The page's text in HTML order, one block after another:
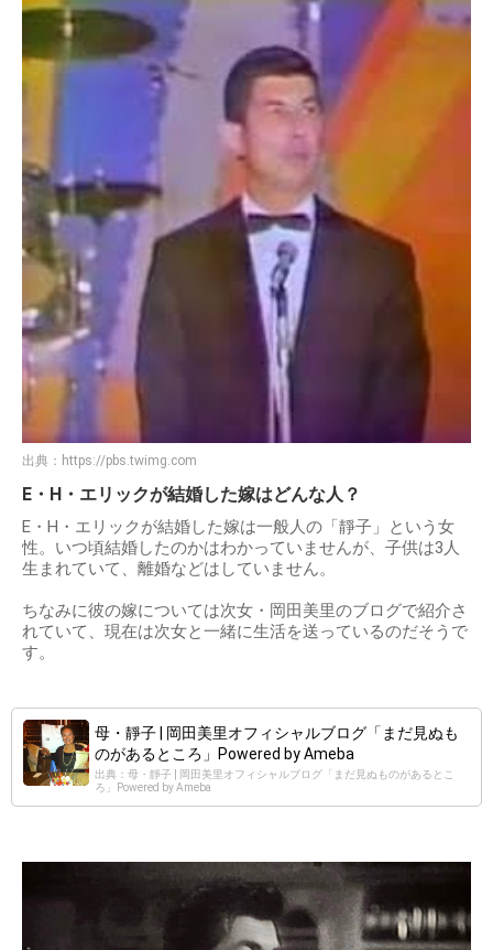
出典： https://pbs.twimg.com
E・H・エリックが結婚した嫁はどんな人？
E・H・エリックが結婚した嫁は一般人の「靜子」という女
性。いつ頃結婚したのかはわかっていませんが、子供は3人
生まれていて、離婚などはしていません。
ちなみに彼の嫁については次女・岡田美里のブログで紹介さ
れていて、現在は次女と一緒に生活を送っているのだそうで
す。
母・靜子 | 岡田美里オフィシャルブログ「まだ見ぬも
のがあるところ」Powered by Ameba
出典：母・靜子 | 岡田美里オフィシャルブログ「まだ見ぬものがあるとこ
ろ」Powered by Ameba